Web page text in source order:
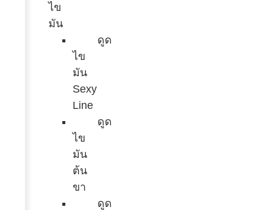
ไข
มัน
ดูด
ไข
มัน
Sexy
Line
ดูด
ไข
มัน
ต้น
ขา
ดูด